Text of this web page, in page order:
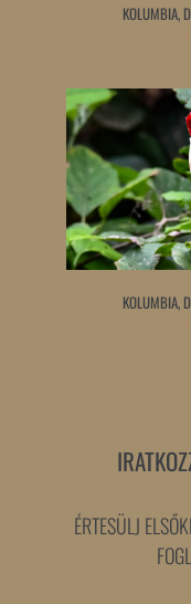
KOLUMBIA,
KOLUMBIA,
ÉRTESÜLJ